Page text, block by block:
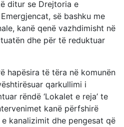
ditur se Drejtoria e
së bashku me
kanë qenë vazhdimisht në
dhe për të reduktuar
hapësira të tëra në komunën
qarkullimi i
rëndë ‘Lokalet e reja’ te
kanë përfshirë
kanalizimit dhe pengesat që